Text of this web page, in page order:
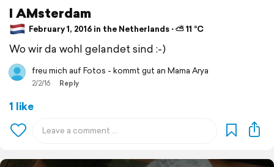
I AMsterdam
February 1, 2016 in the Netherlands ⋅ ⛅ 11 °C
Wo wir da wohl gelandet sind :-)
freu mich auf Fotos - kommt gut an Mama Arya
2/2/16 Reply
1 like